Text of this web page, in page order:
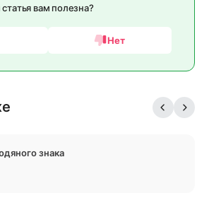
вам полезна?
Нет
знака